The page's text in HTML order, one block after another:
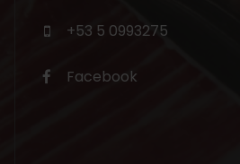
+53 5 0993275
Facebook